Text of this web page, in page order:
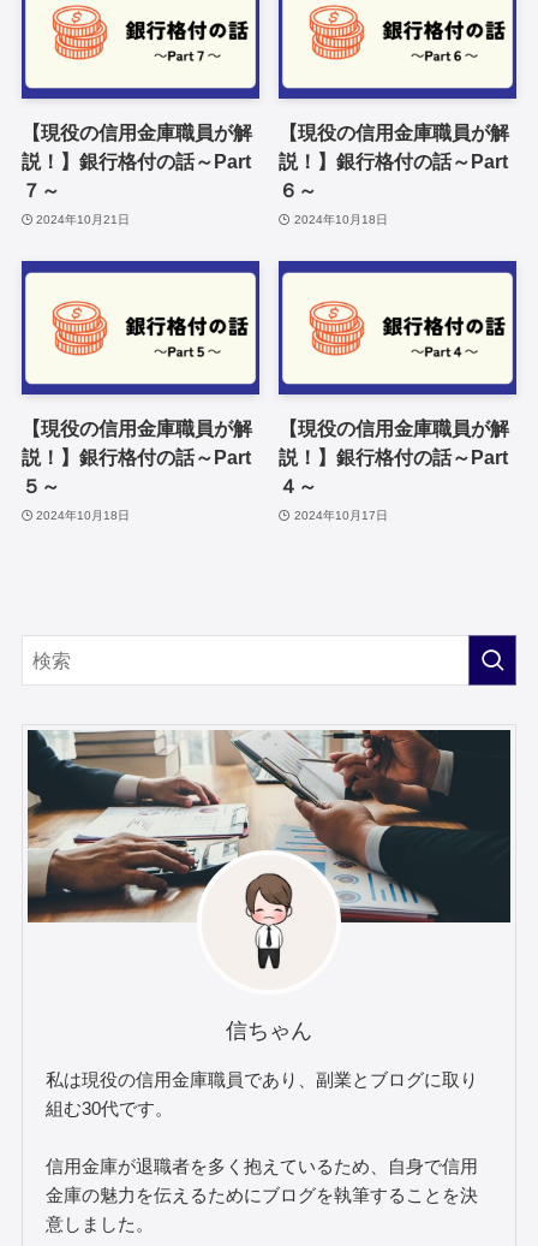
【現役の信用金庫職員が解
説！】銀行格付の話～Part
７～
2024年10月21日
【現役の信用金庫職員が解
説！】銀行格付の話～Part
６～
2024年10月18日
【現役の信用金庫職員が解
説！】銀行格付の話～Part
５～
2024年10月18日
【現役の信用金庫職員が解
説！】銀行格付の話～Part
４～
2024年10月17日
信ちゃん
私は現役の信用金庫職員であり、副業とブログに取り
組む30代です。
信用金庫が退職者を多く抱えているため、自身で信用
金庫の魅力を伝えるためにブログを執筆することを決
意しました。